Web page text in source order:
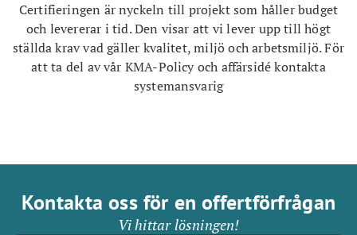
Certifieringen är nyckeln till projekt som håller budget
och levererar i tid. Den visar att vi lever upp till högt
ställda krav vad gäller kvalitet, miljö och arbetsmiljö. För
att ta del av vår KMA-Policy och affärsidé kontakta
systemansvarig
Kontakta oss för en offertförfrågan
Vi hittar lösningen!